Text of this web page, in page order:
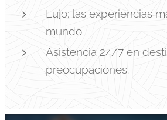
Lujo: las experiencias
mundo
Asistencia 24/7 en
preocupaciones.